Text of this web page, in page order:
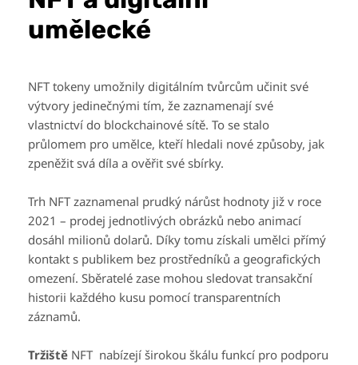
umělecké
NFT tokeny umožnily digitálním tvůrcům učinit své
výtvory jedinečnými tím, že zaznamenají své
vlastnictví do blockchainové sítě. To se stalo
průlomem pro umělce, kteří hledali nové způsoby, jak
zpeněžit svá díla a ověřit své sbírky.
Trh NFT zaznamenal prudký nárůst hodnoty již v roce
2021 – prodej jednotlivých obrázků nebo animací
dosáhl milionů dolarů. Díky tomu získali umělci přímý
kontakt s publikem bez prostředníků a geografických
omezení. Sběratelé zase mohou sledovat transakční
historii každého kusu pomocí transparentních
záznamů.
Tržiště NFT nabízejí širokou škálu funkcí pro podporu